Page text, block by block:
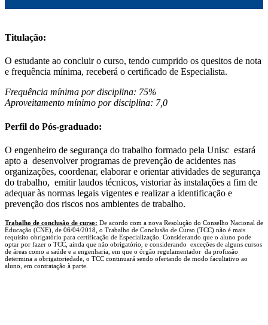
Titulação:
O estudante ao concluir o curso, tendo cumprido os quesitos de nota
e frequência mínima, receberá o certificado de Especialista.
Frequência mínima por disciplina: 75%
Aproveitamento mínimo por disciplina: 7,0
Perfil do Pós-graduado:
O engenheiro de segurança do trabalho formado pela Unisc estará
apto a desenvolver programas de prevenção de acidentes nas
organizações, coordenar, elaborar e orientar atividades de segurança
do trabalho, emitir laudos técnicos, vistoriar às instalações a fim de
adequar às normas legais vigentes e realizar a identificação e
prevenção dos riscos nos ambientes de trabalho.
Trabalho de conclusão de curso: De acordo com a nova Resolução do Conselho Nacional de
Educação (CNE), de 06/04/2018, o Trabalho de Conclusão de Curso (TCC) não é mais
requisito obrigatório para certificação de Especialização. Considerando que o aluno pode
optar por fazer o TCC, ainda que não obrigatório, e considerando exceções de alguns cursos
de áreas como a saúde e a engenharia, em que o órgão regulamentador da profissão
determina a obrigatoriedade, o TCC continuará sendo ofertando de modo facultativo ao
aluno, em contratação à parte.